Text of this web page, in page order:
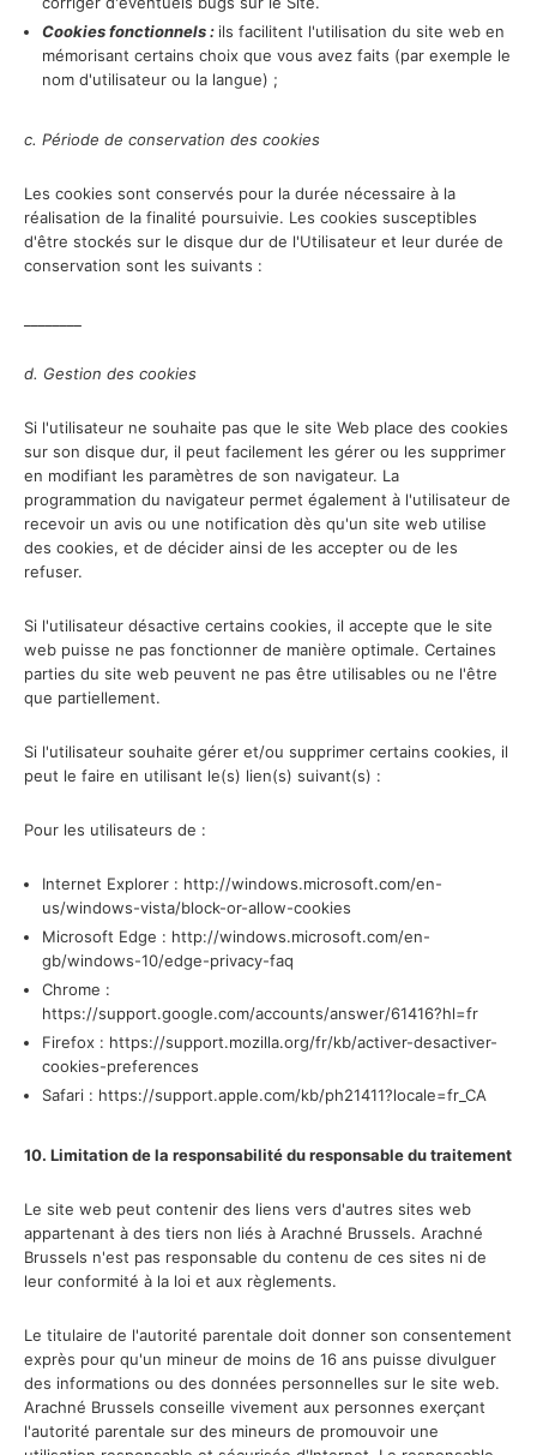
Cookies fonctionnels : ils facilitent l'utilisation du site web en
mémorisant certains choix que vous avez faits (par exemple le
nom d'utilisateur ou la langue) ;
c. Période de conservation des cookies
Les cookies sont conservés pour la durée nécessaire à la
réalisation de la finalité poursuivie. Les cookies susceptibles
d'être stockés sur le disque dur de l'Utilisateur et leur durée de
conservation sont les suivants :
d. Gestion des cookies
Si l'utilisateur ne souhaite pas que le site Web place des cookies
sur son disque dur, il peut facilement les gérer ou les supprimer
en modifiant les paramètres de son navigateur. La
programmation du navigateur permet également à l'utilisateur de
recevoir un avis ou une notification dès qu'un site web utilise
des cookies, et de décider ainsi de les accepter ou de les
refuser.
Si l'utilisateur désactive certains cookies, il accepte que le site
web puisse ne pas fonctionner de manière optimale. Certaines
parties du site web peuvent ne pas être utilisables ou ne l'être
que partiellement.
Si l'utilisateur souhaite gérer et/ou supprimer certains cookies, il
peut le faire en utilisant le(s) lien(s) suivant(s) :
Pour les utilisateurs de :
Internet Explorer : http://windows.microsoft.com/en-
us/windows-vista/block-or-allow-cookies
Microsoft Edge : http://windows.microsoft.com/en-
gb/windows-10/edge-privacy-faq
Chrome :
https://support.google.com/accounts/answer/61416?hl=fr
Firefox : https://support.mozilla.org/fr/kb/activer-desactiver-
cookies-preferences
Safari : https://support.apple.com/kb/ph21411?locale=fr_CA
10. Limitation de la responsabilité du responsable du traitement
Le site web peut contenir des liens vers d'autres sites web
appartenant à des tiers non liés à Arachné Brussels. Arachné
Brussels n'est pas responsable du contenu de ces sites ni de
leur conformité à la loi et aux règlements.
Le titulaire de l'autorité parentale doit donner son consentement
exprès pour qu'un mineur de moins de 16 ans puisse divulguer
des informations ou des données personnelles sur le site web.
Arachné Brussels conseille vivement aux personnes exerçant
l'autorité parentale sur des mineurs de promouvoir une